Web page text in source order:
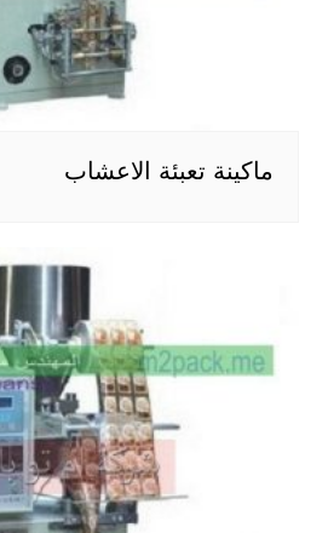
ماكينة تعبئة الاعشاب